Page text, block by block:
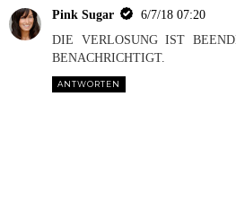
Pink Sugar
6/7/18 07:20
DIE VERLOSUNG IST
BENACHRICHTIGT.
ANTWORTEN